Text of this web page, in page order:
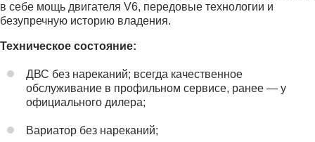
в себе мощь двигателя V6, передовые технологии и
безупречную историю владения.
Техническое состояние:
ДВС без нареканий; всегда качественное
обслуживание в профильном сервисе, ранее — у
официального дилера;
Вариатор без нареканий;